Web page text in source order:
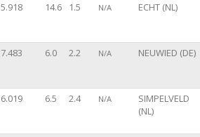
5.918 14.6 1.5 N/A ECHT (NL)
7.483 6.0 2.2 N/A NEUWIED (DE)
6.019 6.5 2.4 N/A
SIMPELVELD
(NL)